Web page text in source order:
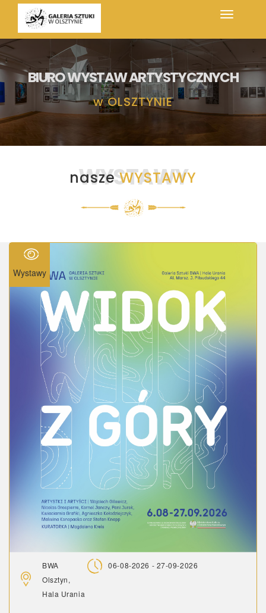
BIURO WYSTAW ARTYSTYCZNYCH
w OLSZTYNIE
WYSTAWY
naszeWYSTAWY
Wystawy
BWA
Olsztyn,
Hala Urania
06-08-2026 - 27-09-2026